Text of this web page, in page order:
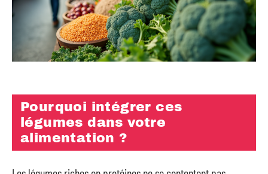
Pourquoi intégrer ces
légumes dans votre
alimentation ?